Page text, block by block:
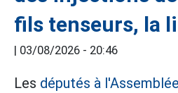
fils tenseurs, la
| 03/08/2026 - 20:46
Les députés à